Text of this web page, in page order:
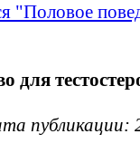
"Половое
для
публикации: